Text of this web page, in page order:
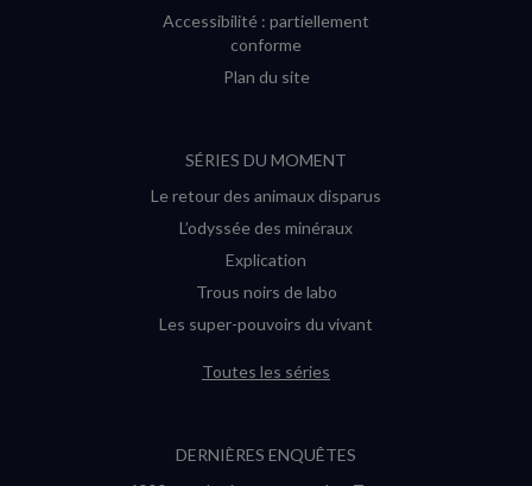
Accessibilité : partiellement
conforme
Plan du site
SÉRIES DU MOMENT
Le retour des animaux disparus
L’odyssée des minéraux
Explication
Trous noirs de labo
Les super-pouvoirs du vivant
Toutes les séries
DERNIÈRES ENQUÊTES